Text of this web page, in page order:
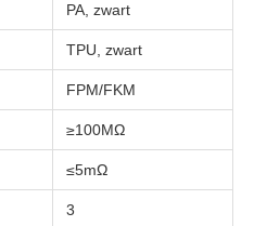
PA, zwart
TPU, zwart
FPM/FKM
≥100MΩ
≤5mΩ
3